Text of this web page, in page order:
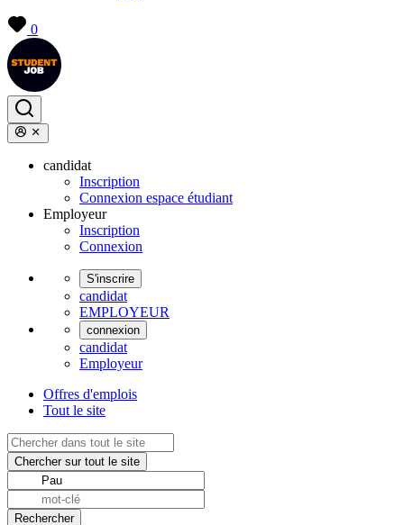
0
candidat
Inscription
Connexion espace étudiant
Employeur
Inscription
Connexion
S'inscrire
candidat
EMPLOYEUR
connexion
candidat
Employeur
Offres d'emplois
Tout le site